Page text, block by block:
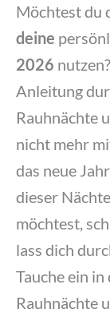
Möchtest du
deine
2026
Anleitung
Rauhnächte
nicht mehr
das neue
dieser
möchtest,
lass dich
Tauche ein
Rauhnächte